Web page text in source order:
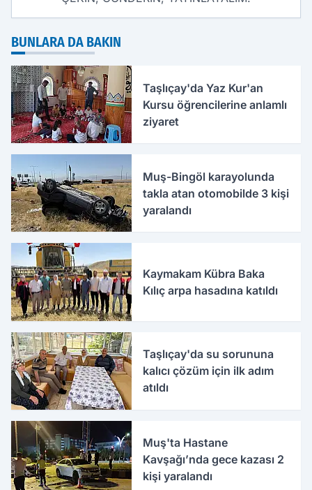
BUNLARA DA BAKIN
Taşlıçay'da Yaz Kur'an
Kursu öğrencilerine anlamlı
ziyaret
Muş-Bingöl karayolunda
takla atan otomobilde 3 kişi
yaralandı
Kaymakam Kübra Baka
Kılıç arpa hasadına katıldı
Taşlıçay'da su sorununa
kalıcı çözüm için ilk adım
atıldı
Muş'ta Hastane
Kavşağı’nda gece kazası 2
kişi yaralandı